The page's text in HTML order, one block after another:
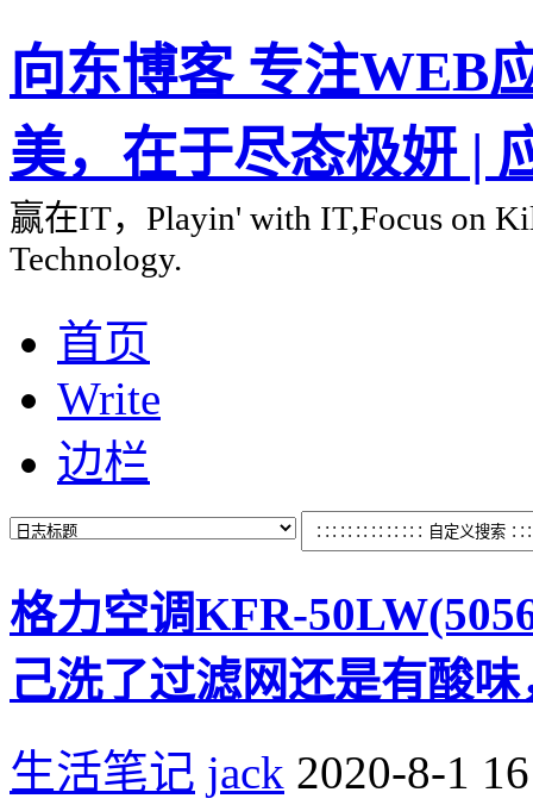
向东博客 专注WEB
美，在于尽态极妍 |
赢在IT，Playin' with IT,Focus on
Technology.
首页
Write
边栏
格力空调KFR-
己洗了过滤网还是有酸
生活笔记 jack 2020-8-1